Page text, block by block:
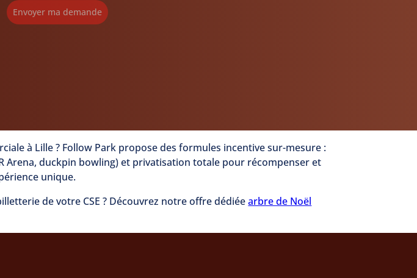
Envoyer ma demande
à Lille ? Follow Park propose des formules incentive sur-mesure :
Arena, duckpin bowling) et privatisation totale pour récompenser et
unique.
de votre CSE ? Découvrez notre offre dédiéearbre de Noël